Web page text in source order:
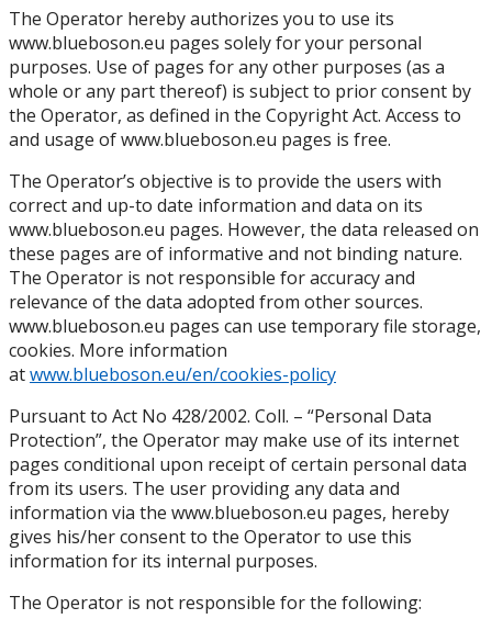
The Operator hereby authorizes you to use its
www.blueboson.eu pages solely for your personal
purposes. Use of pages for any other purposes (as a
whole or any part thereof) is subject to prior consent by
the Operator, as defined in the Copyright Act. Access to
and usage of www.blueboson.eu pages is free.
The Operator’s objective is to provide the users with
correct and up-to date information and data on its
www.blueboson.eu pages. However, the data released on
these pages are of informative and not binding nature.
The Operator is not responsible for accuracy and
relevance of the data adopted from other sources.
www.blueboson.eu pages can use temporary file storage,
cookies. More information
atwww.blueboson.eu/en/cookies-policy
Pursuant to Act No 428/2002. Coll. – “Personal Data
Protection”, the Operator may make use of its internet
pages conditional upon receipt of certain personal data
from its users. The user providing any data and
information via the www.blueboson.eu pages, hereby
gives his/her consent to the Operator to use this
information for its internal purposes.
The Operator is not responsible for the following: